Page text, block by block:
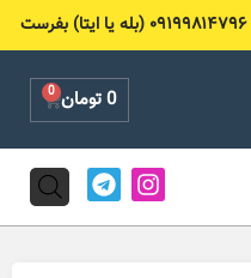
0تومان 0
Cart
I
n
s
T
e
l